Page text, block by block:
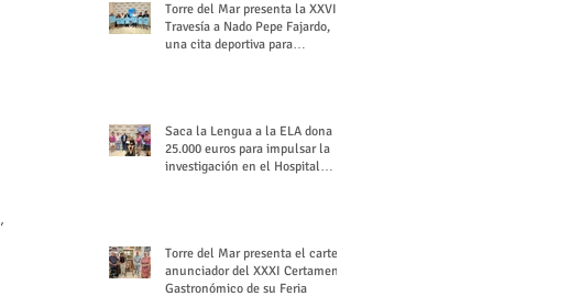
Torre del Mar presenta la XXVI
Travesía a Nado Pepe Fajardo,
una cita deportiva para
Saca la Lengua a la ELA dona
25.000 euros para impulsar la
investigación en el Hospital
Torre del Mar presenta el cartel
anunciador del XXXI Certamen
Gastronómico de su Feria